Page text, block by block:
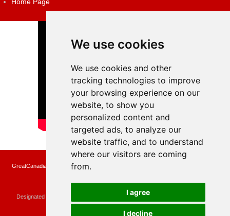
We use cookies
We use cookies and other
tracking technologies to improve
your browsing experience on our
website, to show you
personalized content and
targeted ads, to analyze our
website traffic, and to understand
where our visitors are coming
from.
I agree
I decline
GreatCanadianRebates.ca may earn a small affiliate commission when you make a
purchase or fill an application using the links on the site
Copyright © 2022 GreatCanadianRebates.ca
All Rights Reserved.
Designated trademarks and brands are the property of their respective owners.
Use of this Web site constitutes acceptance of the